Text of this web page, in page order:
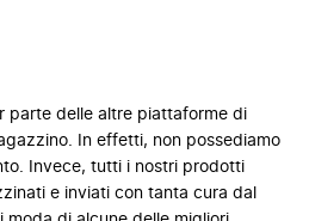
parte delle altre piattaforme di
In effetti, non possediamo
Invece, tutti i nostri prodotti
e inviati con tanta cura dal